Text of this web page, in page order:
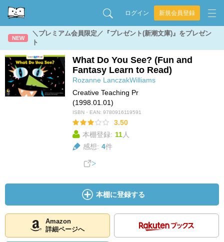
ログイン 新規会員登録
NEW
＼プレミアム会員限定／『プレゼント(新潮文庫)』をプレゼン
ト
What Do You See? (Fun and
Fantasy Learn to Read)
Rozanne LanczakWilliams
Creative Teaching Pr
(1998.01.01)
ISBN・EAN: 9780916119591
3.50
本棚登録: 11人
感想: 4件
本棚に登録する
Amazon
詳細ページへ